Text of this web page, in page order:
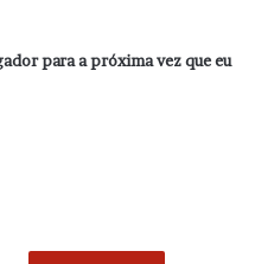
para a próxima vez que eu